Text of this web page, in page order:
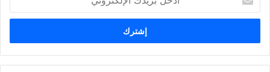
بريدك
الإلكتروني